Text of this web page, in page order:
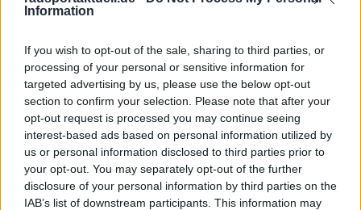
Information
If you wish to opt-out of the sale, sharing to third parties, or
processing of your personal or sensitive information for
targeted advertising by us, please use the below opt-out
section to confirm your selection. Please note that after your
opt-out request is processed you may continue seeing
interest-based ads based on personal information utilized by
us or personal information disclosed to third parties prior to
your opt-out. You may separately opt-out of the further
disclosure of your personal information by third parties on the
IAB’s list of downstream participants. This information may
noch keinen Agenten, was den Prozess erschwert,
kann, wenn ich mich weiterentwickle und Resultate
liefere.“
Der Portugiese verfolgte zudem mit Begeisterung
Afonso Eulálios starken Giro d’Italia, gekrönt von
Gesamtrang sechs und dem Weißen Trikot. Er ist
überzeugt, dass der Erfolg seines Landsmanns einen
wichtigen Schub für den gesamten portugiesischen
Radsport darstellt.